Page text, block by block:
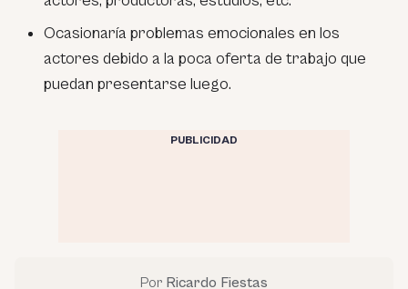
Ocasionaría problemas emocionales en los
actores debido a la poca oferta de trabajo que
puedan presentarse luego.
PUBLICIDAD
Por Ricardo Fiestas